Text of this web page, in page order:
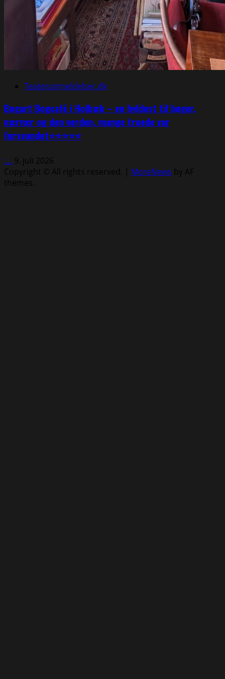
Teateranmeldelser.dk
Bogart Bogcafé i Holbæk – en hyldest til bøger,
nærvær og den verden, mange troede var
forsvundet⭐⭐⭐⭐⭐
:... 9. juli 2026
Copyright © All rights reserved. | MoreNews by AF
themes.